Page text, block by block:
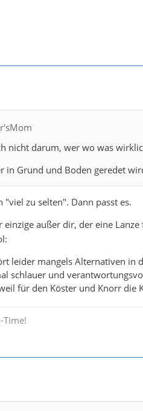
nicht darum, wer wo was
in Grund und Boden geredet
"viel zu selten". Dann passt es.
einzige außer dir, der eine
leider mangels Alternativen in
schlauer und
für den Köster und Knorr die
Time!